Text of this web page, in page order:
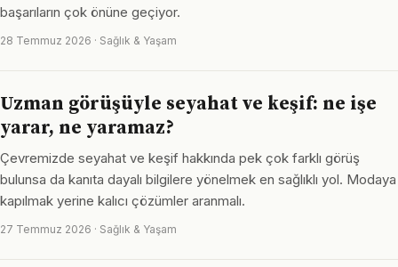
başarıların çok önüne geçiyor.
28 Temmuz 2026 · Sağlık & Yaşam
Uzman görüşüyle seyahat ve keşif: ne işe
yarar, ne yaramaz?
Çevremizde seyahat ve keşif hakkında pek çok farklı görüş
bulunsa da kanıta dayalı bilgilere yönelmek en sağlıklı yol. Modaya
kapılmak yerine kalıcı çözümler aranmalı.
27 Temmuz 2026 · Sağlık & Yaşam